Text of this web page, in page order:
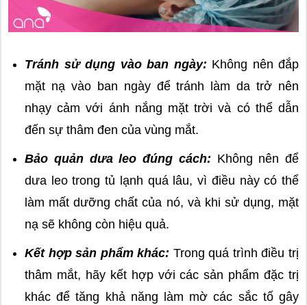
Tránh sử dụng vào ban ngày: Không nên đắp
mặt nạ vào ban ngày để tránh làm da trở nên
nhạy cảm với ánh nắng mặt trời và có thể dẫn
đến sự thâm đen của vùng mắt.
Bảo quản dưa leo đúng cách: Không nên để
dưa leo trong tủ lạnh quá lâu, vì điều này có thể
làm mất dưỡng chất của nó, và khi sử dụng, mặt
nạ sẽ không còn hiệu quả.
Kết hợp sản phẩm khác: Trong quá trình điều trị
thâm mắt, hãy kết hợp với các sản phẩm đặc trị
khác để tăng khả năng làm mờ các sắc tố gây